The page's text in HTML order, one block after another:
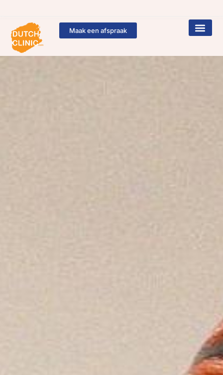
Maak een afspraak